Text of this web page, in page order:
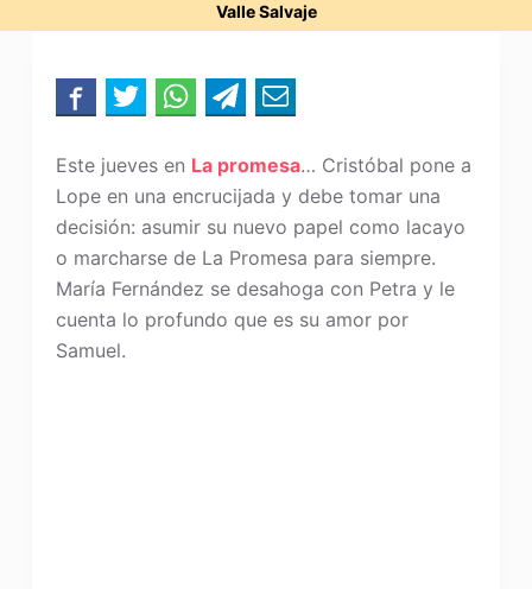
Valle Salvaje
Este jueves en La promesa… Cristóbal pone a
Lope en una encrucijada y debe tomar una
decisión: asumir su nuevo papel como lacayo
o marcharse de La Promesa para siempre.
María Fernández se desahoga con Petra y le
cuenta lo profundo que es su amor por
Samuel.